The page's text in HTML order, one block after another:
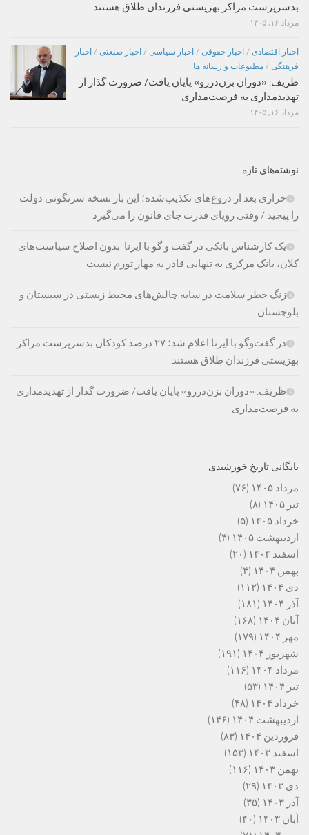
بدسرپرست مراکز بهزیستی فرزندان طلاق هستند
مرداد ۱۶, ۱۴۰۵
اخبار اقتصادی / اخبار حقوقی / اخبار سیاسی / اخبار صنعتی / اخبار
فرهنگی / مطبوعات و رسانه ها
ظریف: «دوران بزن‌دررو» پایان یافت/ ضرورت گذار از
تهدیدمداری به فرصت‌مداری
مرداد ۱۶, ۱۴۰۵
نوشته‌های تازه
خرازی بعد از دروغ‌های تکذیب‌شده؛ این بار نسخه سرنگونی دولت
را پیچید / وقتی رویای قدرت جای قانون را می‌گیرد
یک کارشناس بانکی در گفت و گو با ایرنا: بدون اصلاح سیاست‌های
کلان، بانک مرکزی به تنهایی قادر به مهار تورم نیست
زنگ خطر سلامت در سایه چالش‌های محیط زیستی در سیستان و
بلوچستان
در گفت‌وگو با ایرنا اعلام شد؛ ۲۷ درصد کودکان بدسرپرست مراکز
بهزیستی فرزندان طلاق هستند
ظریف: «دوران بزن‌دررو» پایان یافت/ ضرورت گذار از تهدیدمداری
به فرصت‌مداری
بایگانی تاریخ خورشیدی
مرداد ۱۴۰۵
(۷۶)
تیر ۱۴۰۵
(۸)
خرداد ۱۴۰۵
(۵)
اردیبهشت ۱۴۰۵
(۴)
اسفند ۱۴۰۴
(۲۰)
بهمن ۱۴۰۴
(۴)
دی ۱۴۰۴
(۱۱۲)
آذر ۱۴۰۴
(۱۸۱)
آبان ۱۴۰۴
(۱۶۸)
مهر ۱۴۰۴
(۱۷۹)
شهریور ۱۴۰۴
(۱۹۱)
مرداد ۱۴۰۴
(۱۱۶)
تیر ۱۴۰۴
(۵۳)
خرداد ۱۴۰۴
(۴۸)
اردیبهشت ۱۴۰۴
(۱۴۶)
فروردین ۱۴۰۴
(۸۳)
اسفند ۱۴۰۳
(۱۵۳)
بهمن ۱۴۰۳
(۱۱۶)
دی ۱۴۰۳
(۲۹)
آذر ۱۴۰۳
(۳۵)
آبان ۱۴۰۳
(۴۰)